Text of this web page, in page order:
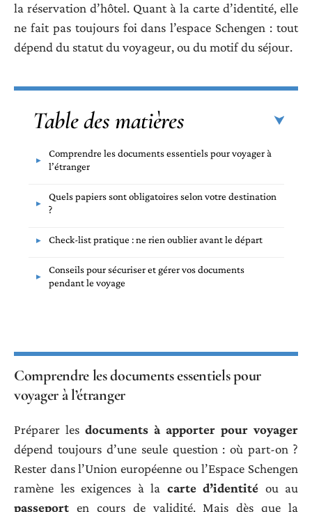
la réservation d’hôtel. Quant à la carte d’identité, elle
ne fait pas toujours foi dans l’espace Schengen : tout
dépend du statut du voyageur, ou du motif du séjour.
Table des matières
Comprendre les documents essentiels pour voyager à
l’étranger
Quels papiers sont obligatoires selon votre destination
?
Check-list pratique : ne rien oublier avant le départ
Conseils pour sécuriser et gérer vos documents
pendant le voyage
Comprendre les documents essentiels pour
voyager à l’étranger
Préparer les documents à apporter pour voyager
dépend toujours d’une seule question : où part-on ?
Rester dans l’Union européenne ou l’Espace Schengen
ramène les exigences à la carte d’identité ou au
passeport en cours de validité. Mais dès que la